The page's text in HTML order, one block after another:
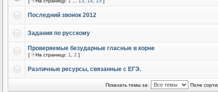
Последний звонок 2012
Задания по русскому
Проверяемые безударные гласные в корне
[ На страницу: 1 2 ]
Различные ресурсы, связанные с ЕГЭ.
Показать темы за: Поле